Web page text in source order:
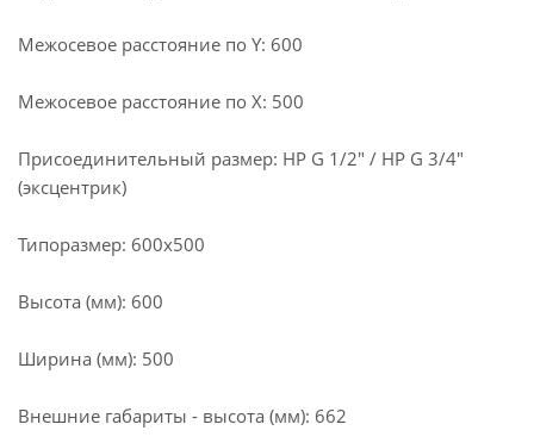
Межосевое расстояние по Y: 600
Межосевое расстояние по X: 500
Присоединительный размер: НР G 1/2" / НР G 3/4"
(эксцентрик)
Типоразмер: 600x500
Высота (мм): 600
Ширина (мм): 500
Внешние габариты - высота (мм): 662